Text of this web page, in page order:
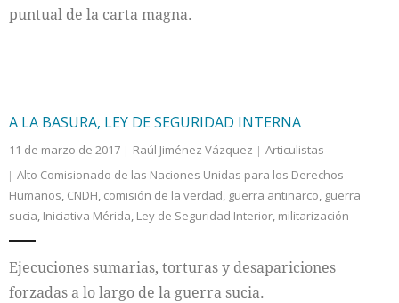
puntual de la carta magna.
A LA BASURA, LEY DE SEGURIDAD INTERNA
11 de marzo de 2017 Raúl Jiménez Vázquez
Articulistas
Alto Comisionado de las Naciones Unidas para los Derechos
Humanos, CNDH, comisión de la verdad, guerra antinarco, guerra
sucia, Iniciativa Mérida, Ley de Seguridad Interior, militarización
Ejecuciones sumarias, torturas y desapariciones
forzadas a lo largo de la guerra sucia.